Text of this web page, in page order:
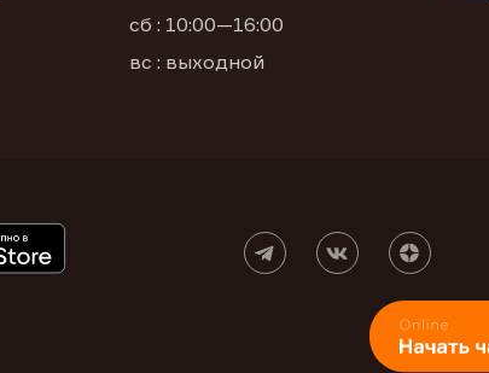
сб : 10:00—16:00
вс : выходной